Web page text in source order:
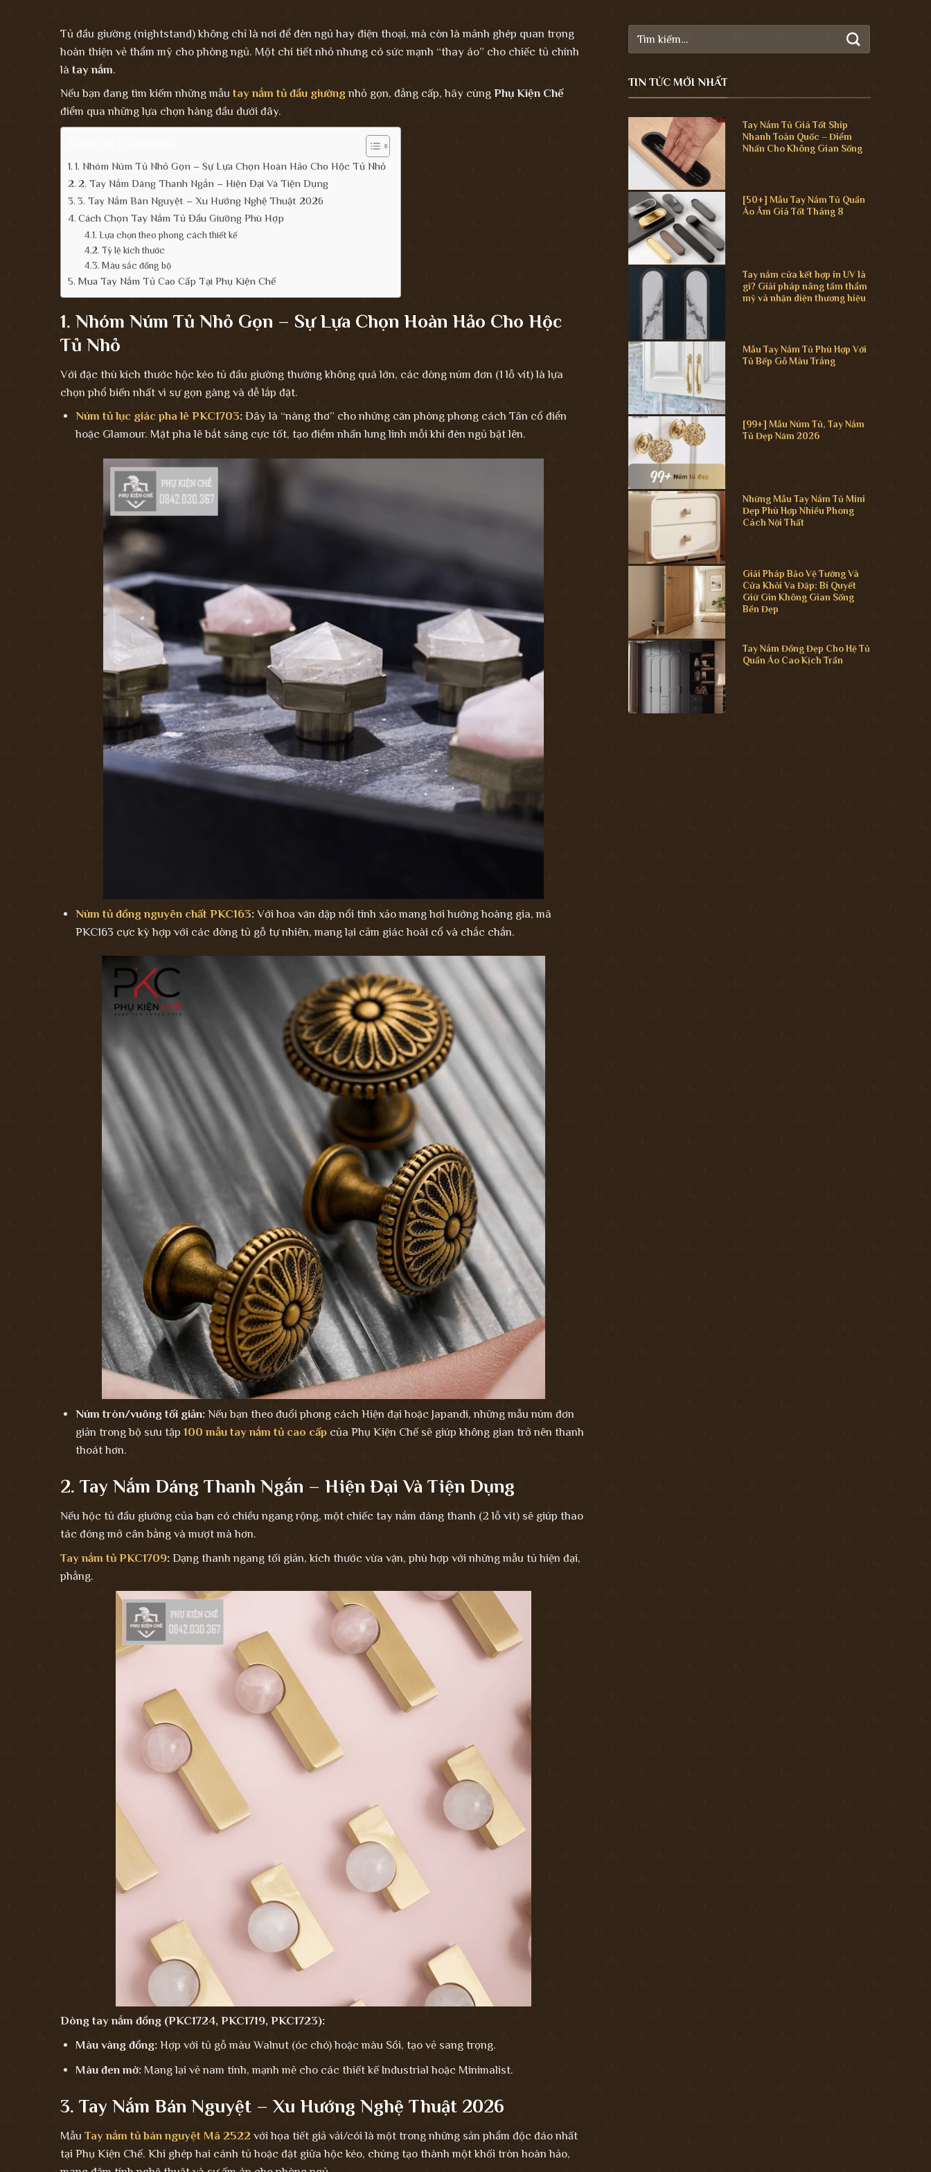
Tủ đầu giường (nightstand) không chỉ là nơi để đèn ngủ hay điện thoại, mà còn là mảnh ghép quan trọng
hoàn thiện vẻ thẩm mỹ cho phòng ngủ. Một chi tiết nhỏ nhưng có sức mạnh “thay áo” cho chiếc tủ chính
là tay nắm.
Nếu bạn đang tìm kiếm những mẫu tay nắm tủ đầu giường nhỏ gọn, đẳng cấp, hãy cùng Phụ Kiện Chế
điểm qua những lựa chọn hàng đầu dưới đây.
1. Nhóm Núm Tủ Nhỏ Gọn – Sự Lựa Chọn Hoàn Hảo Cho Hộc Tủ Nhỏ
2. Tay Nắm Dáng Thanh Ngắn – Hiện Đại Và Tiện Dụng
3. Tay Nắm Bán Nguyệt – Xu Hướng Nghệ Thuật 2026
Cách Chọn Tay Nắm Tủ Đầu Giường Phù Hợp
Lựa chọn theo phong cách thiết kế
Tỷ lệ kích thước
Màu sắc đồng bộ
Mua Tay Nắm Tủ Cao Cấp Tại Phụ Kiện Chế
1. Nhóm Núm Tủ Nhỏ Gọn – Sự Lựa Chọn Hoàn Hảo Cho Hộc
Tủ Nhỏ
Với đặc thù kích thước hộc kéo tủ đầu giường thường không quá lớn, các dòng núm đơn (1 lỗ vít) là lựa
chọn phổ biến nhất vì sự gọn gàng và dễ lắp đặt.
Núm tủ lục giác pha lê PKC1703:Đây là “nàng thơ” cho những căn phòng phong cách Tân cổ điển
hoặc Glamour. Mặt pha lê bắt sáng cực tốt, tạo điểm nhấn lung linh mỗi khi đèn ngủ bật lên.
Núm tủ đồng nguyên chất PKC163:Với hoa văn dập nổi tinh xảo mang hơi hướng hoàng gia, mã
PKC163 cực kỳ hợp với các dòng tủ gỗ tự nhiên, mang lại cảm giác hoài cổ và chắc chắn.
Núm tròn/vuông tối giản:Nếu bạn theo đuổi phong cách Hiện đại hoặc Japandi, những mẫu núm đơn
giản trong bộ sưu tập 100 mẫu tay nắm tủ cao cấpcủa Phụ Kiện Chế sẽ giúp không gian trở nên thanh
thoát hơn.
2. Tay Nắm Dáng Thanh Ngắn – Hiện Đại Và Tiện Dụng
Nếu hộc tủ đầu giường của bạn có chiều ngang rộng, một chiếc tay nắm dáng thanh (2 lỗ vít) sẽ giúp thao
tác đóng mở cân bằng và mượt mà hơn.
Tay nắm tủ PKC1709: Dạng thanh ngang tối giản, kích thước vừa vặn, phù hợp với những mẫu tủ hiện đại,
phẳng.
Dòng tay nắm đồng (PKC1724, PKC1719, PKC1723):
Màu vàng đồng:Hợp với tủ gỗ màu Walnut (óc chó) hoặc màu Sồi, tạo vẻ sang trọng.
Màu đen mờ:Mang lại vẻ nam tính, mạnh mẽ cho các thiết kế Industrial hoặc Minimalist.
3. Tay Nắm Bán Nguyệt – Xu Hướng Nghệ Thuật 2026
Mẫu Tay nắm tủ bán nguyệt Mã 2522 với họa tiết giả vải/cói là một trong những sản phẩm độc đáo nhất
tại Phụ Kiện Chế. Khi ghép hai cánh tủ hoặc đặt giữa hộc kéo, chúng tạo thành một khối tròn hoàn hảo,
TIN TỨC MỚI NHẤT
Tay Nắm Tủ Giá Tốt Ship
Nhanh Toàn Quốc – Điểm
Nhấn Cho Không Gian Sống
[50+] Mẫu Tay Nắm Tủ Quần
Áo Âm Giá Tốt Tháng 8
Tay nắm cửa kết hợp in UV là
gì? Giải pháp nâng tầm thẩm
mỹ và nhận diện thương hiệu
Mẫu Tay Nắm Tủ Phù Hợp Với
Tủ Bếp Gỗ Màu Trắng
[99+] Mẫu Núm Tủ, Tay Nắm
Tủ Đẹp Năm 2026
Những Mẫu Tay Nắm Tủ Mini
Đẹp Phù Hợp Nhiều Phong
Cách Nội Thất
Giải Pháp Bảo Vệ Tường Và
Cửa Khỏi Va Đập: Bí Quyết
Giữ Gìn Không Gian Sống
Bền Đẹp
Tay Nắm Đồng Đẹp Cho Hệ Tủ
Quần Áo Cao Kịch Trần